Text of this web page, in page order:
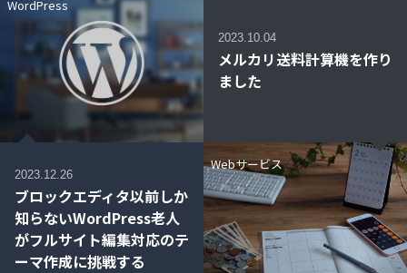
WordPress
2023.12.26
ブロックエディタ以前しか
知らないWordPress老人
がフルサイト編集対応のテ
ーマ作成に挑戦する
Webサービス
2023.10.04
メルカリ送料計算機を作り
ました